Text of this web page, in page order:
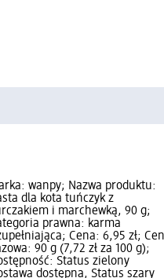
wanpy; Nazwa produktu:
dla kota tuńczyk z
i marchewką, 90 g;
prawna: karma
Cena: 6,95 zł;
90 g (7,72 zł za 100 g);
Status zielony
dostępna, Status szary